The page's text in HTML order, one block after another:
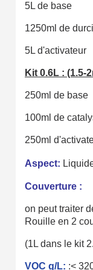
5L de base
1250ml de
5L d'activateur
Kit 0.6L : (1.5-
250ml de base
100ml de
250ml
Aspect:
Couverture :
on peut traiter
Rouille en 2
(1L dans le kit
VOC g/L: :<